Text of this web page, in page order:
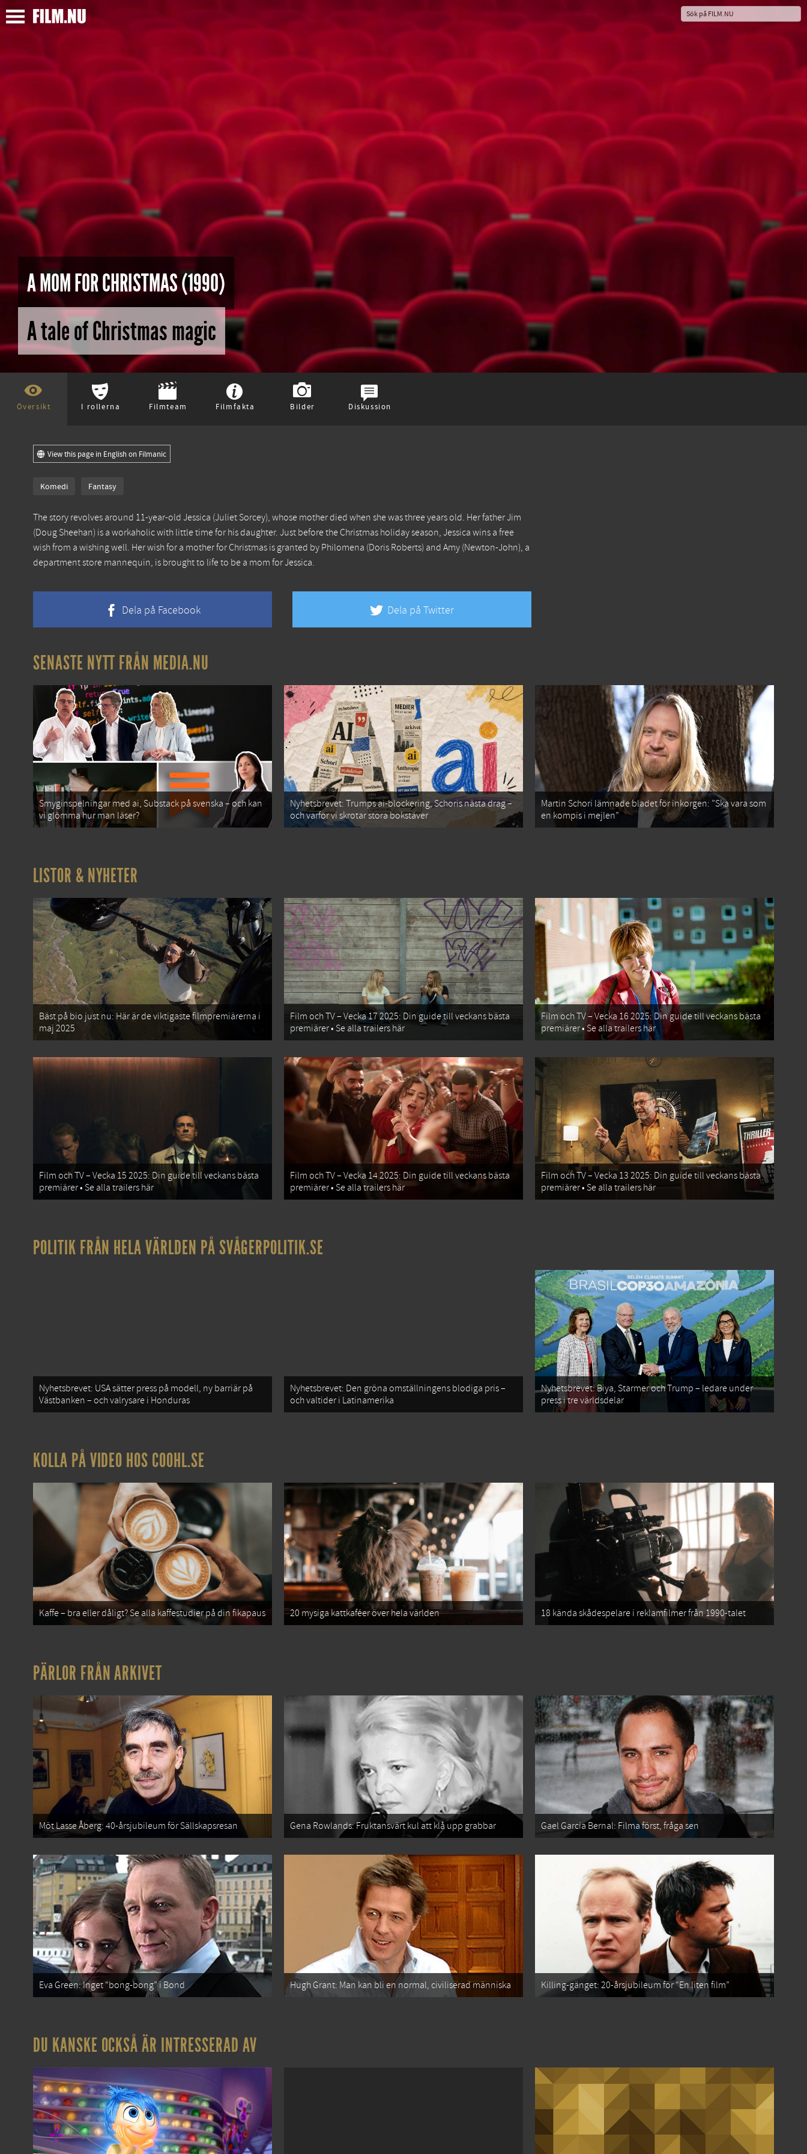
A MOM FOR CHRISTMAS (1990)
A tale of Christmas magic
Översikt I rollerna Filmteam Filmfakta Bilder Diskussion
View this page in English on Filmanic
Komedi Fantasy
The story revolves around 11-year-old Jessica (Juliet Sorcey), whose mother died when she was three years old. Her father Jim
(Doug Sheehan) is a workaholic with little time for his daughter. Just before the Christmas holiday season, Jessica wins a free
wish from a wishing well. Her wish for a mother for Christmas is granted by Philomena (Doris Roberts) and Amy (Newton-John), a
department store mannequin, is brought to life to be a mom for Jessica.
Dela på Facebook Dela på Twitter
SENASTE NYTT FRÅN MEDIA.NU
Smyginspelningar med ai, Substack på svenska – och kan
vi glömma hur man läser?
Nyhetsbrevet: Trumps ai-blockering, Schoris nästa drag –
och varför vi skrotar stora bokstäver
Martin Schori lämnade bladet för inkorgen: ”Ska vara som
en kompis i mejlen”
LISTOR & NYHETER
Bäst på bio just nu: Här är de viktigaste filmpremiärerna i
maj 2025
Film och TV – Vecka 17 2025: Din guide till veckans bästa
premiärer • Se alla trailers här
Film och TV – Vecka 16 2025: Din guide till veckans bästa
premiärer • Se alla trailers här
Film och TV – Vecka 15 2025: Din guide till veckans bästa
premiärer • Se alla trailers här
Film och TV – Vecka 14 2025: Din guide till veckans bästa
premiärer • Se alla trailers här
Film och TV – Vecka 13 2025: Din guide till veckans bästa
premiärer • Se alla trailers här
POLITIK FRÅN HELA VÄRLDEN PÅ SVÅGERPOLITIK.SE
Nyhetsbrevet: USA sätter press på modell, ny barriär på
Västbanken – och valrysare i Honduras
Nyhetsbrevet: Den gröna omställningens blodiga pris –
och valtider i Latinamerika
Nyhetsbrevet: Biya, Starmer och Trump – ledare under
press i tre världsdelar
KOLLA PÅ VIDEO HOS COOHL.SE
Kaffe – bra eller dåligt? Se alla kaffestudier på din fikapaus 20 mysiga kattkaféer över hela världen 18 kända skådespelare i reklamfilmer från 1990-talet
PÄRLOR FRÅN ARKIVET
Möt Lasse Åberg: 40-årsjubileum för Sällskapsresan Gena Rowlands: Fruktansvärt kul att klå upp grabbar Gael García Bernal: Filma först, fråga sen
Eva Green: Inget “bong-bong” i Bond Hugh Grant: Man kan bli en normal, civiliserad människa Killing-gänget: 20-årsjubileum för “En liten film”
DU KANSKE OCKSÅ ÄR INTRESSERAD AV